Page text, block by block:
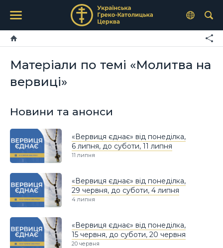
Матеріали по темі «Молитва на
вервиці»
Новини та анонси
«Вервиця єднає» від понеділка,
6 липня, до суботи, 11 липня
11 липня
«Вервиця єднає» від понеділка,
29 червня, до суботи, 4 липня
4 липня
«Вервиця єднає» від понеділка,
15 червня, до суботи, 20 червня
20 червня